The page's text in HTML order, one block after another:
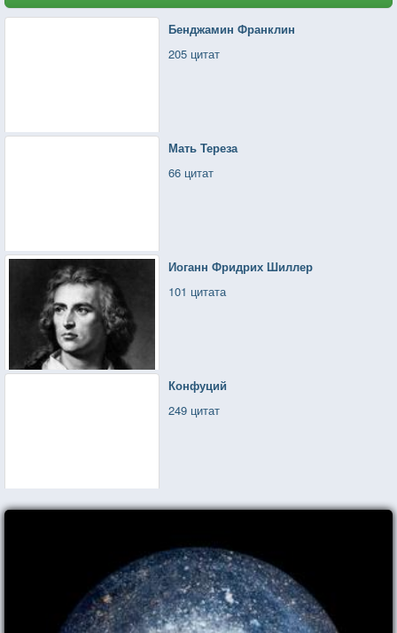
Бенджамин Франклин
205 цитат
Мать Тереза
66 цитат
Иоганн Фридрих Шиллер
101 цитата
Конфуций
249 цитат